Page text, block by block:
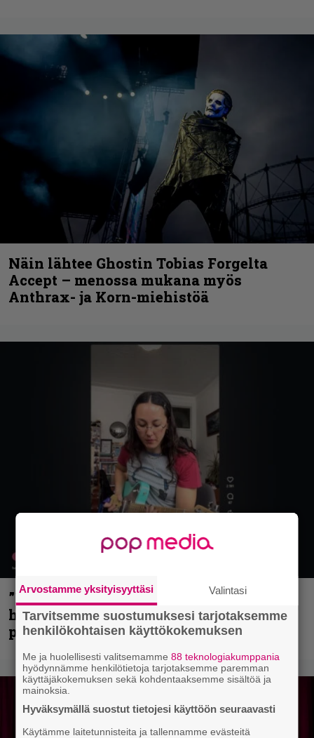
Näin lähtee Ghostin Tobias Forgelta
Accept – menossa mukana myös
Anthrax- ja Korn-miehistöä
”Mitalini näyttää ihan plektralta” –
huippu-uimari jamittelee Megadethiä
palkinnollaan
Arvostamme yksityisyyttäsi Valintasi
Tarvitsemme suostumuksesi tarjotaksemme
henkilökohtaisen käyttökokemuksen
Me ja huolellisesti valitsemamme88 teknologiakumppania
hyödynnämme henkilötietoja tarjotaksemme paremman
käyttäjäkokemuksen sekä kohdentaaksemme sisältöä ja
mainoksia.
Hyväksymällä suostut tietojesi käyttöön seuraavasti
Käytämme laitetunnisteita ja tallennamme evästeitä